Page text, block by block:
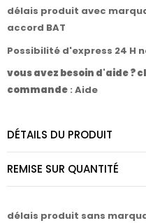
délais produit avec
accord BAT
Possibilité d'express 24 H
vous avez besoin d'aide ?
commande : Aide
DÉTAILS DU PRODUIT
REMISE SUR QUANTITÉ
délais produit sans